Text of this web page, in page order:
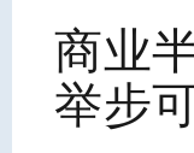
商业
举步